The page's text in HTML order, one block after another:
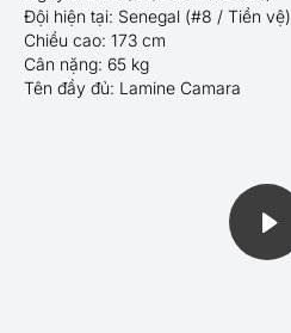
Đội hiện tại: Senegal (#8 / Tiền vệ)
Chiều cao: 173 cm
Cân nặng: 65 kg
Tên đầy đủ: Lamine Camara